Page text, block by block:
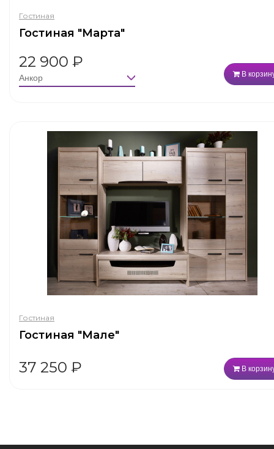
Гостиная
Гостиная "Марта"
22 900 ₽
В
Гостиная
Гостиная "Мале"
37 250 ₽ В